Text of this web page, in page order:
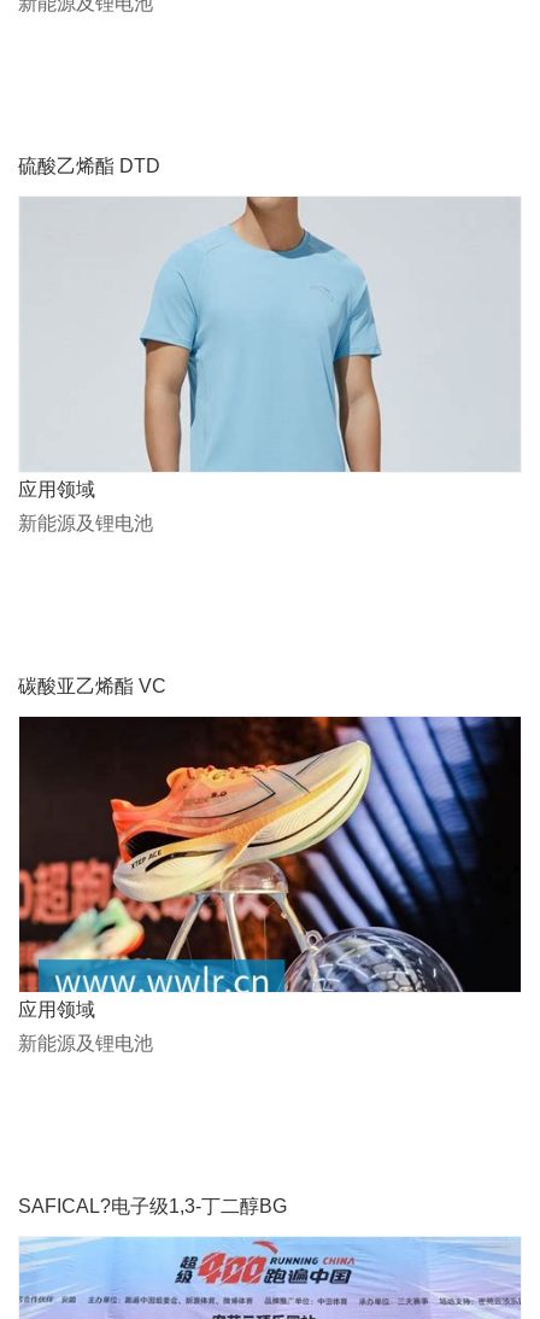
硫酸乙烯酯 DTD
应用领域
新能源及锂电池
碳酸亚乙烯酯 VC
应用领域
新能源及锂电池
SAFICAL?电子级1,3-丁二醇BG